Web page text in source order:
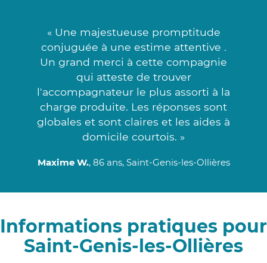
« Une majestueuse promptitude
conjuguée à une estime attentive .
Un grand merci à cette compagnie
qui atteste de trouver
l'accompagnateur le plus assorti à la
charge produite. Les réponses sont
globales et sont claires et les aides à
domicile courtois. »
Maxime W., 86 ans, Saint-Genis-les-Ollières
Informations pratiques pour
Saint-Genis-les-Ollières